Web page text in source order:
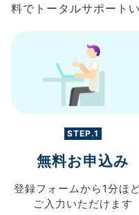
料でトータルサポートい
STEP.1
無料お申込み
登録フォームから 1分ほ
ご入力 いただけます